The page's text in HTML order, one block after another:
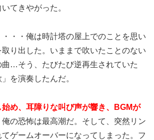
てきやがった。
・・・俺は時計塔の屋上でのことを思い
取り出した。いままで吹いたことのない
…そう、たびたび逆再生されていた
を演奏したんだ。
始め、耳障りな叫び声が響き、BGMが
俺の恐怖は最高潮だ。そして、突然リン
ゲームオーバーになってしまった。フ